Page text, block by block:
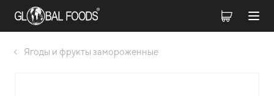
Ягоды и фрукты замороженные